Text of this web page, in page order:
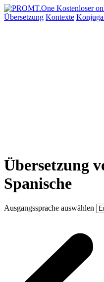
Übersetzung Kontexte
Übersetzung
Spanische
Ausgangssprache auswählen